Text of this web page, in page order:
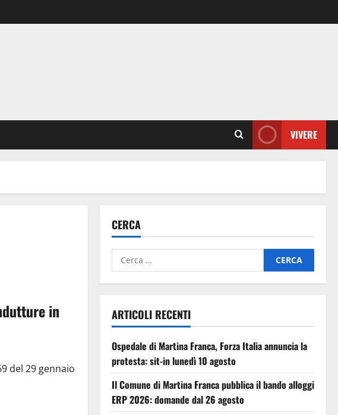
VIVERE
in
del 29 gennaio
CERCA
ARTICOLI RECENTI
Ospedale di Martina Franca, Forza Italia annuncia la
protesta: sit-in lunedì 10 agosto
Il Comune di Martina Franca pubblica il bando alloggi
ERP 2026: domande dal 26 agosto